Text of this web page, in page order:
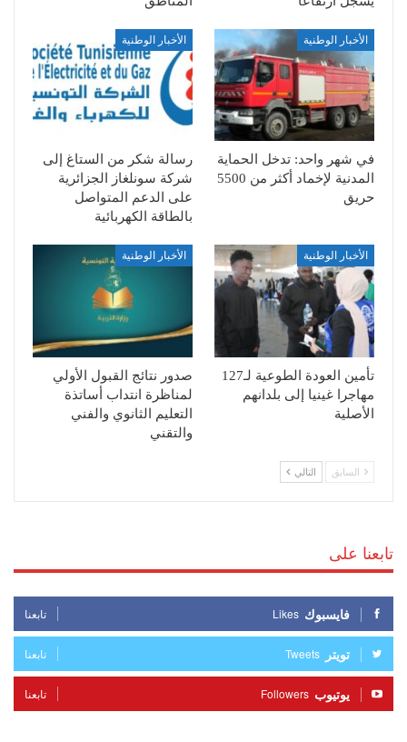
الأخبار الوطنية
في شهر واحد: تدخل الحماية
المدنية لإخماد أكثر من 5500
حريق
الأخبار الوطنية
رسالة شكر من الستاغ إلى
شركة سونلغاز الجزائرية
على الدعم المتواصل
بالطاقة الكهربائية
الأخبار الوطنية
تأمين العودة الطوعية لـ127
مهاجرا غينيا إلى بلدانهم
الأصلية
الأخبار الوطنية
صدور نتائج القبول الأولي
لمناظرة انتداب أساتذة
التعليم الثانوي والفني
والتقني
السابق التالي
تابعنا على
فايسبوك Likes تابعنا
تويتر Tweets تابعنا
يوتيوب Followers تابعنا